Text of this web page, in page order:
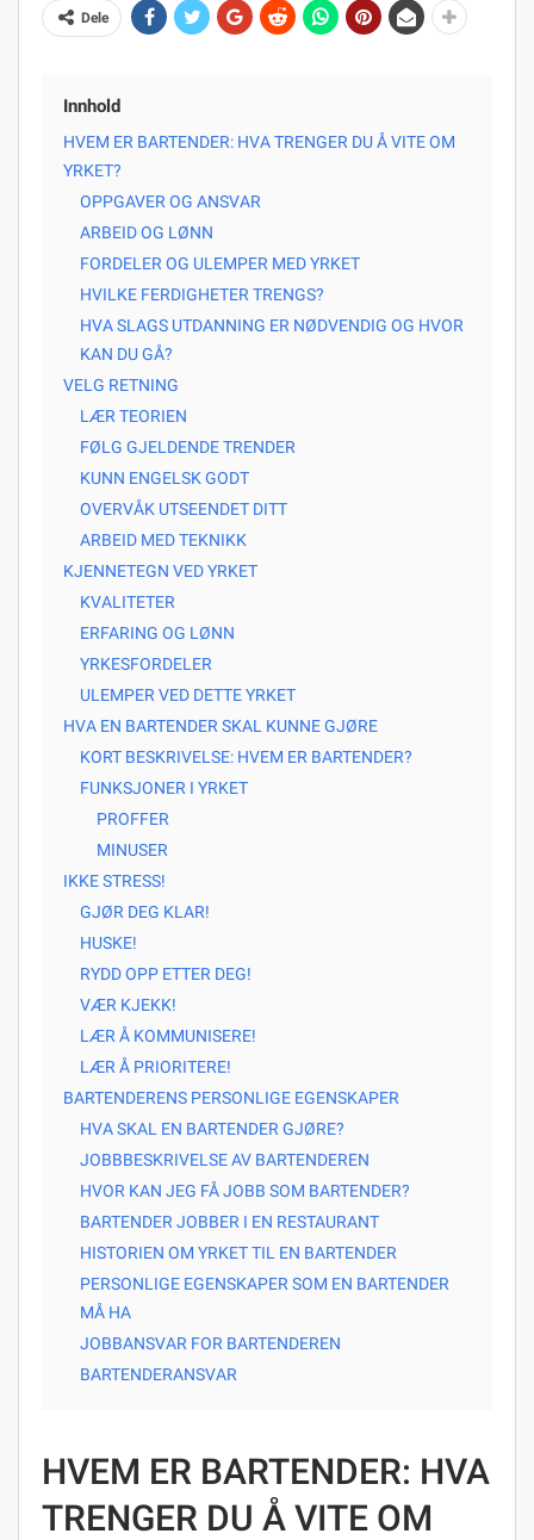
Dele
Innhold
HVEM ER BARTENDER: HVA TRENGER DU Å VITE OM
YRKET?
OPPGAVER OG ANSVAR
ARBEID OG LØNN
FORDELER OG ULEMPER MED YRKET
HVILKE FERDIGHETER TRENGS?
HVA SLAGS UTDANNING ER NØDVENDIG OG HVOR
KAN DU GÅ?
VELG RETNING
LÆR TEORIEN
FØLG GJELDENDE TRENDER
KUNN ENGELSK GODT
OVERVÅK UTSEENDET DITT
ARBEID MED TEKNIKK
KJENNETEGN VED YRKET
KVALITETER
ERFARING OG LØNN
YRKESFORDELER
ULEMPER VED DETTE YRKET
HVA EN BARTENDER SKAL KUNNE GJØRE
KORT BESKRIVELSE: HVEM ER BARTENDER?
FUNKSJONER I YRKET
PROFFER
MINUSER
IKKE STRESS!
GJØR DEG KLAR!
HUSKE!
RYDD OPP ETTER DEG!
VÆR KJEKK!
LÆR Å KOMMUNISERE!
LÆR Å PRIORITERE!
BARTENDERENS PERSONLIGE EGENSKAPER
HVA SKAL EN BARTENDER GJØRE?
JOBBBESKRIVELSE AV BARTENDEREN
HVOR KAN JEG FÅ JOBB SOM BARTENDER?
BARTENDER JOBBER I EN RESTAURANT
HISTORIEN OM YRKET TIL EN BARTENDER
PERSONLIGE EGENSKAPER SOM EN BARTENDER
MÅ HA
JOBBANSVAR FOR BARTENDEREN
BARTENDERANSVAR
HVEM ER BARTENDER: HVA
TRENGER DU Å VITE OM